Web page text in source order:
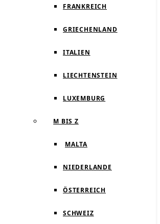
FRANKREICH
GRIECHENLAND
ITALIEN
LIECHTENSTEIN
LUXEMBURG
M BIS Z
MALTA
NIEDERLANDE
ÖSTERREICH
SCHWEIZ